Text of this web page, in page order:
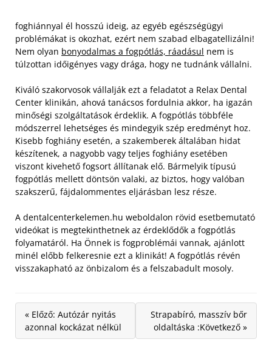
foghiánnyal él hosszú ideig, az egyéb egészségügyi
problémákat is okozhat, ezért nem szabad elbagatellizálni!
Nem olyan bonyodalmas a fogpótlás, ráadásul nem is
túlzottan időigényes vagy drága, hogy ne tudnánk vállalni.
Kiváló szakorvosok vállalják ezt a feladatot a Relax Dental
Center klinikán, ahová tanácsos fordulnia akkor, ha igazán
minőségi szolgáltatások érdeklik. A fogpótlás többféle
módszerrel lehetséges és mindegyik szép eredményt hoz.
Kisebb foghiány esetén, a szakemberek általában hidat
készítenek, a nagyobb vagy teljes foghiány esetében
viszont kivehető fogsort állítanak elő. Bármelyik típusú
fogpótlás mellett döntsön valaki, az biztos, hogy valóban
szakszerű, fájdalommentes eljárásban lesz része.
A dentalcenterkelemen.hu weboldalon rövid esetbemutató
videókat is megtekinthetnek az érdeklődők a fogpótlás
folyamatáról. Ha Önnek is fogproblémái vannak, ajánlott
minél előbb felkeresnie ezt a klinikát! A fogpótlás révén
visszakapható az önbizalom és a felszabadult mosoly.
« Előző: Autózár nyitás
azonnal kockázat nélkül
Strapabíró, masszív bőr
oldaltáska :Következő »